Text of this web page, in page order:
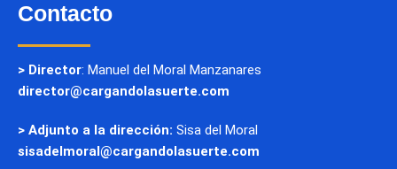
Contacto
> Director: Manuel del Moral Manzanares
director@cargandolasuerte.com
> Adjunto a la dirección: Sisa del Moral
sisadelmoral@cargandolasuerte.com